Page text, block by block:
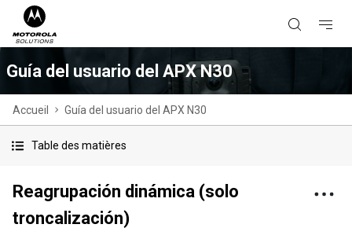
Guía del usuario del APX N30
Accueil Guía del usuario del APX N30
Table des matières
Reagrupación dinámica (solo
troncalización)